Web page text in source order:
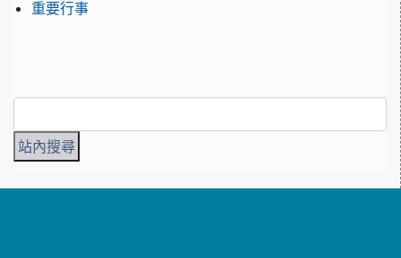
重要行事